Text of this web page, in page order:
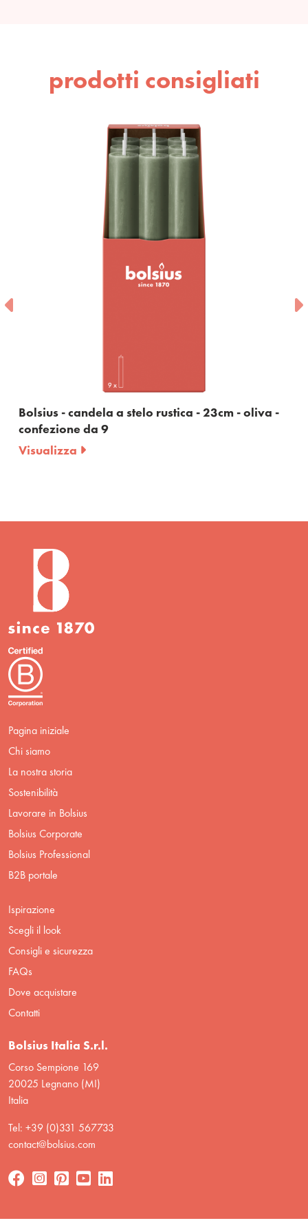
prodotti consigliati
Bolsius - candela a stelo rustica - 23cm - oliva -
confezione da 9
Visualizza
Pagina iniziale
Chi siamo
La nostra storia
Sostenibilità
Lavorare in Bolsius
Bolsius Corporate
Bolsius Professional
B2B portale
Ispirazione
Scegli il look
Consigli e sicurezza
FAQs
Dove acquistare
Contatti
Bolsius Italia S.r.l.
Corso Sempione 169
20025 Legnano (MI)
Italia
Tel: +39 (0)331 567733
contact@bolsius.com